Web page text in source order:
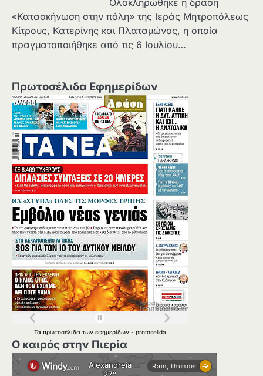
«Κατασκήνωση στην πόλη» της Ιεράς Μητροπόλεως
Κίτρους, Κατερίνης και Πλαταμώνος, η οποία
πραγματοποιήθηκε από τις 6 Ιουλίου…
Πρωτοσέλιδα Εφημερίδων
Τα πρωτοσέλιδα των εφημερίδων - protoselida
Ο καιρός στην Πιερία